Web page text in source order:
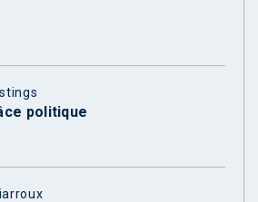
politique